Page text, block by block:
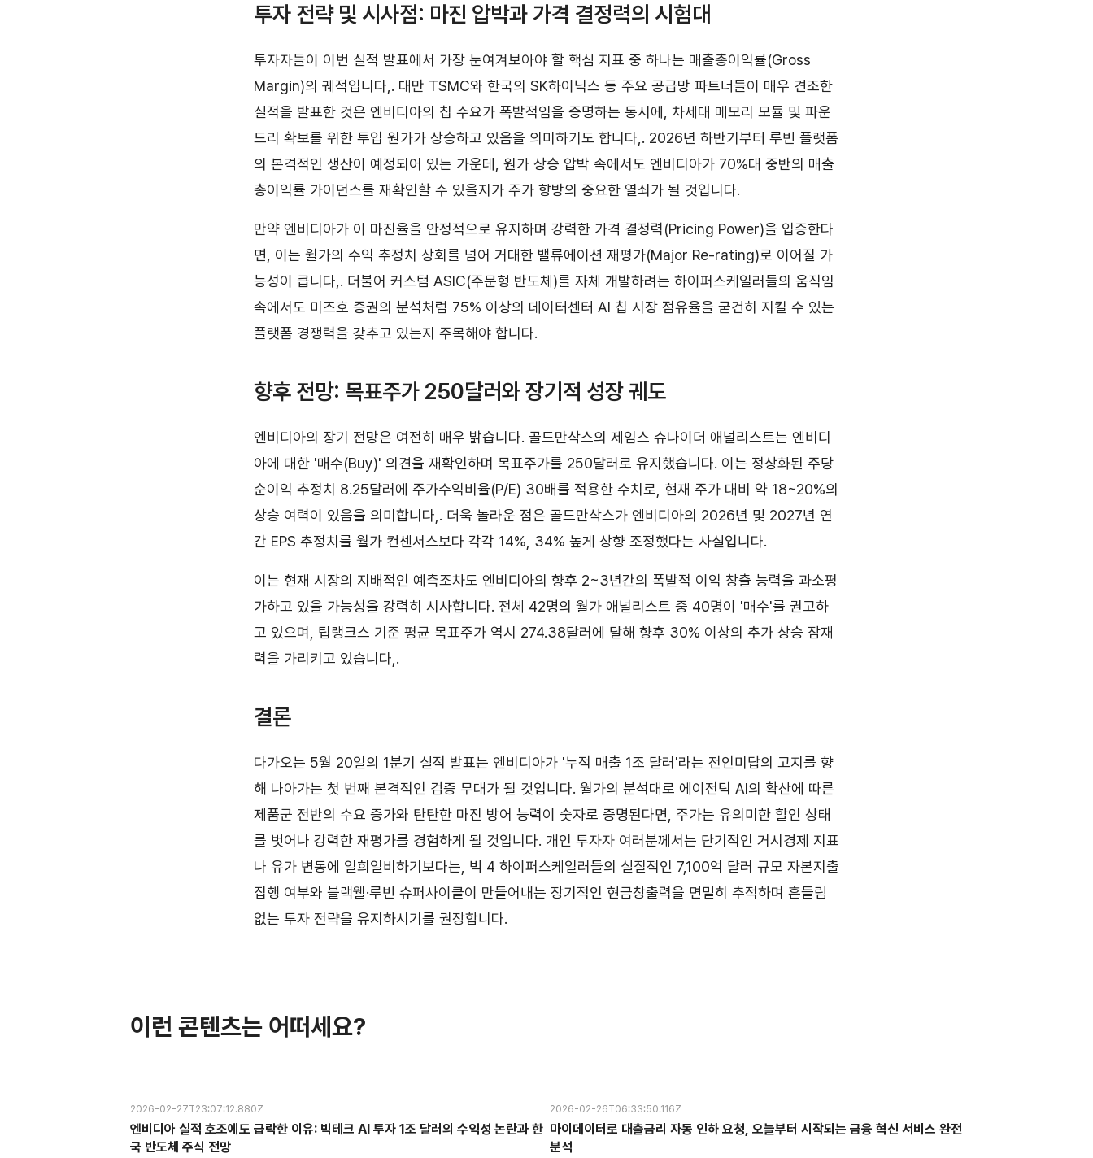
투자 전략 및 시사점: 마진 압박과 가격 결정력의 시험대
투자자들이 이번 실적 발표에서 가장 눈여겨보아야 할 핵심 지표 중 하나는 매출총이익률(Gross
Margin)의 궤적입니다,. 대만 TSMC와 한국의 SK하이닉스 등 주요 공급망 파트너들이 매우 견조한
실적을 발표한 것은 엔비디아의 칩 수요가 폭발적임을 증명하는 동시에, 차세대 메모리 모듈 및 파운
드리 확보를 위한 투입 원가가 상승하고 있음을 의미하기도 합니다,. 2026년 하반기부터 루빈 플랫폼
의 본격적인 생산이 예정되어 있는 가운데, 원가 상승 압박 속에서도 엔비디아가 70%대 중반의 매출
총이익률 가이던스를 재확인할 수 있을지가 주가 향방의 중요한 열쇠가 될 것입니다.
만약 엔비디아가 이 마진율을 안정적으로 유지하며 강력한 가격 결정력(Pricing Power)을 입증한다
면, 이는 월가의 수익 추정치 상회를 넘어 거대한 밸류에이션 재평가(Major Re-rating)로 이어질 가
능성이 큽니다,. 더불어 커스텀 ASIC(주문형 반도체)를 자체 개발하려는 하이퍼스케일러들의 움직임
속에서도 미즈호 증권의 분석처럼 75% 이상의 데이터센터 AI 칩 시장 점유율을 굳건히 지킬 수 있는
플랫폼 경쟁력을 갖추고 있는지 주목해야 합니다.
향후 전망: 목표주가 250달러와 장기적 성장 궤도
엔비디아의 장기 전망은 여전히 매우 밝습니다. 골드만삭스의 제임스 슈나이더 애널리스트는 엔비디
아에 대한 '매수(Buy)' 의견을 재확인하며 목표주가를 250달러로 유지했습니다. 이는 정상화된 주당
순이익 추정치 8.25달러에 주가수익비율(P/E) 30배를 적용한 수치로, 현재 주가 대비 약 18~20%의
상승 여력이 있음을 의미합니다,. 더욱 놀라운 점은 골드만삭스가 엔비디아의 2026년 및 2027년 연
간 EPS 추정치를 월가 컨센서스보다 각각 14%, 34% 높게 상향 조정했다는 사실입니다.
이는 현재 시장의 지배적인 예측조차도 엔비디아의 향후 2~3년간의 폭발적 이익 창출 능력을 과소평
가하고 있을 가능성을 강력히 시사합니다. 전체 42명의 월가 애널리스트 중 40명이 '매수'를 권고하
고 있으며, 팁랭크스 기준 평균 목표주가 역시 274.38달러에 달해 향후 30% 이상의 추가 상승 잠재
력을 가리키고 있습니다,.
결론
다가오는 5월 20일의 1분기 실적 발표는 엔비디아가 '누적 매출 1조 달러'라는 전인미답의 고지를 향
해 나아가는 첫 번째 본격적인 검증 무대가 될 것입니다. 월가의 분석대로 에이전틱 AI의 확산에 따른
제품군 전반의 수요 증가와 탄탄한 마진 방어 능력이 숫자로 증명된다면, 주가는 유의미한 할인 상태
를 벗어나 강력한 재평가를 경험하게 될 것입니다. 개인 투자자 여러분께서는 단기적인 거시경제 지표
나 유가 변동에 일희일비하기보다는, 빅 4 하이퍼스케일러들의 실질적인 7,100억 달러 규모 자본지출
집행 여부와 블랙웰·루빈 슈퍼사이클이 만들어내는 장기적인 현금창출력을 면밀히 추적하며 흔들림
없는 투자 전략을 유지하시기를 권장합니다.
이런 콘텐츠는 어떠세요?
2026-02-27T23:07:12.880Z
엔비디아 실적 호조에도 급락한 이유: 빅테크 AI 투자 1조 달러의 수익성 논란과 한
국 반도체 주식 전망
2026-02-26T06:33:50.116Z
마이데이터로 대출금리 자동 인하 요청, 오늘부터 시작되는 금융 혁신 서비스 완전
분석